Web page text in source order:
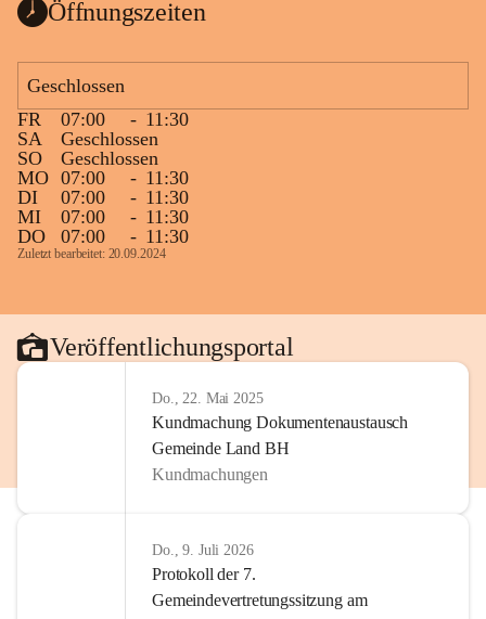
Öffnungszeiten
Geschlossen
FR
07:00 - 11:30
SA
Geschlossen
SO
Geschlossen
MO 07:00 - 11:30
DI
07:00 - 11:30
MI
07:00 - 11:30
DO
07:00 - 11:30
Zuletzt bearbeitet: 20.09.2024
Veröffentlichungsportal
Do., 22. Mai 2025
Kundmachung Dokumentenaustausch
Gemeinde Land BH
Kundmachungen
Do., 9. Juli 2026
Protokoll der 7.
Gemeindevertretungssitzung am